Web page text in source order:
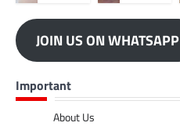
JOIN US ON WHATSAPP
Important
About Us